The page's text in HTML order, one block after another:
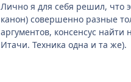
Лично я для себя решил, что
канон) совершенно разные
аргументов, консенсус
Итачи. Техника одна и та же).